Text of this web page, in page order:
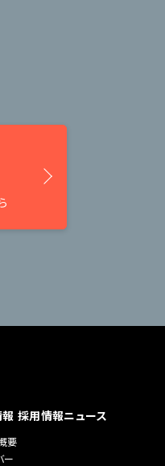
要
ー
採用情報ニュース